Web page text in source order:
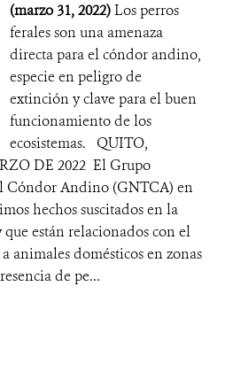
(marzo 31, 2022)Los perros
ferales son una amenaza
directa para el cóndor andino,
especie en peligro de
extinción y clave para el buen
funcionamiento de los
ecosistemas. QUITO,
DE 2022 El Grupo
Cóndor Andino (GNTCA) en
hechos suscitados en la
están relacionados con el
animales domésticos en zonas
de pe...